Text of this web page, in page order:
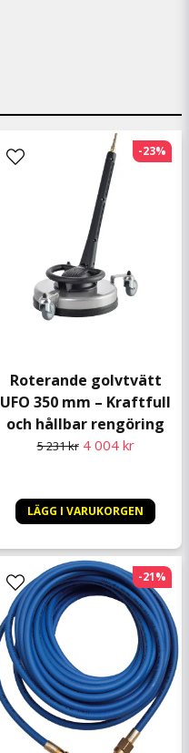
Roterande golvtvätt
UFO 350 mm – Kraftfull
och hållbar rengöring
5 231 kr 4 004 kr
LÄGG I VARUKORGEN
-23%
-21%